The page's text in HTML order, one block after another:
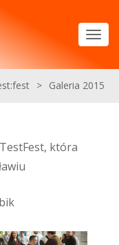
> Galeria 2015
która